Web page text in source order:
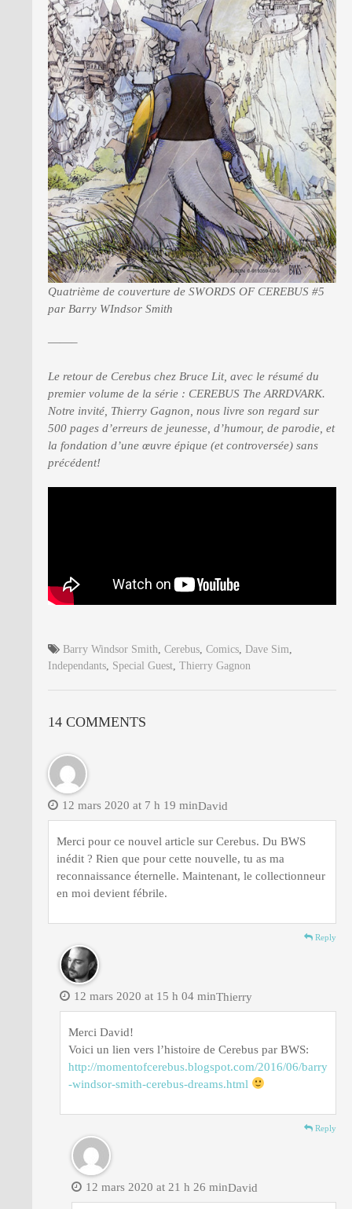
Quatrième de couverture de SWORDS OF CEREBUS #5
par Barry WIndsor Smith
——–
Le retour de Cerebus chez Bruce Lit, avec le résumé du
premier volume de la série : CEREBUS The ARRDVARK.
Notre invité, Thierry Gagnon, nous livre son regard sur
500 pages d’erreurs de jeunesse, d’humour, de parodie, et
la fondation d’une œuvre épique (et controversée) sans
précédent!
Barry Windsor Smith Cerebus Comics Dave Sim
Independants Special Guest Thierry Gagnon
14 COMMENTS
David
12 mars 2020 at 7 h 19 min
Merci pour ce nouvel article sur Cerebus. Du BWS
inédit ? Rien que pour cette nouvelle, tu as ma
reconnaissance éternelle. Maintenant, le collectionneur
en moi devient fébrile.
Reply
Thierry
12 mars 2020 at 15 h 04 min
Merci David!
Voici un lien vers l’histoire de Cerebus par BWS:
http://momentofcerebus.blogspot.com/2016/06/barry
-windsor-smith-cerebus-dreams.html
Reply
David
12 mars 2020 at 21 h 26 min